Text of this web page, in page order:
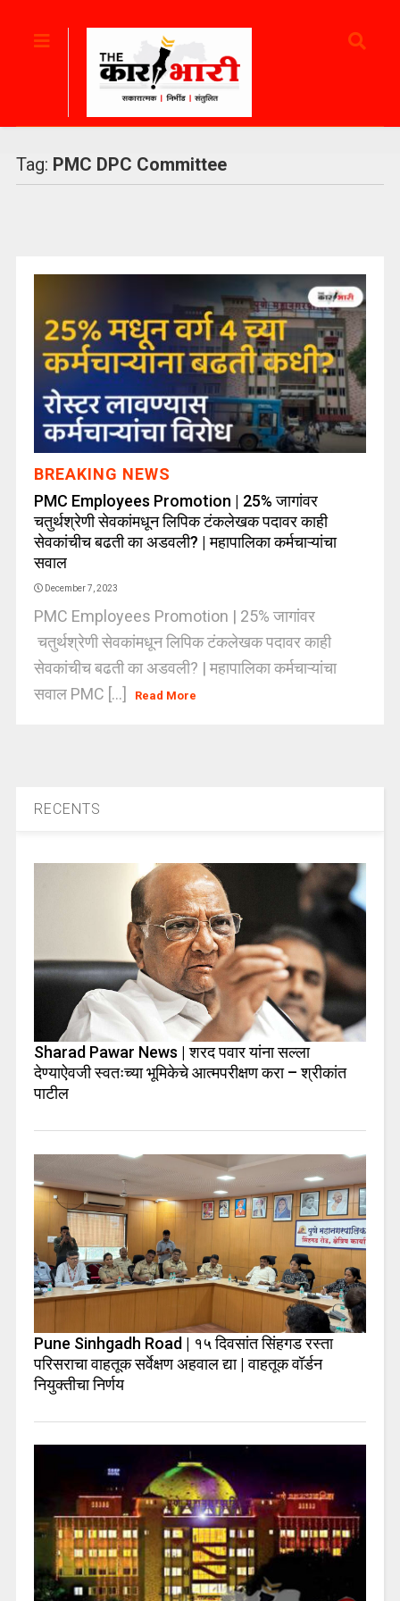
Tag: PMC DPC Committee
BREAKING NEWS
PMC Employees Promotion | 25% जागांवर
चतुर्थश्रेणी सेवकांमधून लिपिक टंकलेखक पदावर काही
सेवकांचीच बढती का अडवली? | महापालिका कर्मचाऱ्यांचा
सवाल
December 7, 2023
PMC Employees Promotion | 25% जागांवर
चतुर्थश्रेणी सेवकांमधून लिपिक टंकलेखक पदावर काही
सेवकांचीच बढती का अडवली? | महापालिका कर्मचाऱ्यांचा
सवाल PMC [...]
Read More
RECENTS
Sharad Pawar News | शरद पवार यांना सल्ला
देण्याऐवजी स्वतःच्या भूमिकेचे आत्मपरीक्षण करा – श्रीकांत
पाटील
Pune Sinhgadh Road | १५ दिवसांत सिंहगड रस्ता
परिसराचा वाहतूक सर्वेक्षण अहवाल द्या | वाहतूक वॉर्डन
नियुक्तीचा निर्णय